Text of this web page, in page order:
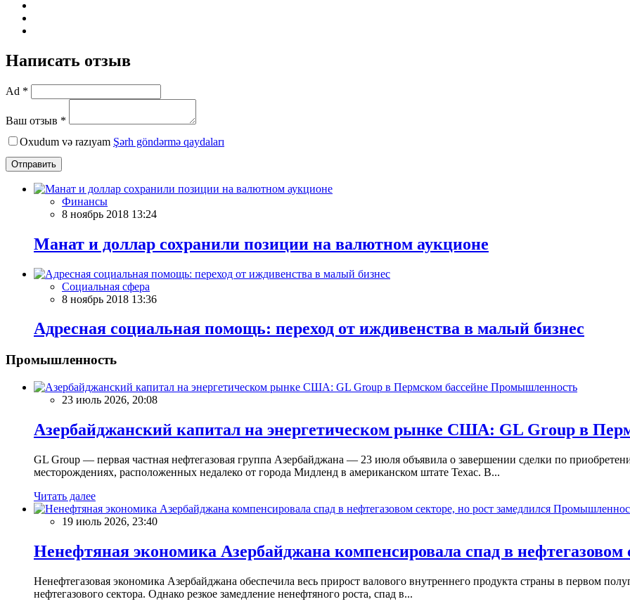
Написать отзыв
Ad *
Ваш отзыв *
Oxudum və razıyam Şərh göndərmə qaydaları
Отправить
Финансы
8 ноябрь 2018 13:24
Манат и доллар сохранили позиции на валютном аукционе
Социальная сфера
8 ноябрь 2018 13:36
Адресная социальная помощь: переход от иждивенства в малый бизнес
Промышленность
Промышленность
23 июль 2026, 20:08
Азербайджанский капитал на энергетическом рынке США: GL Group в
GL Group — первая частная нефтегазовая группа Азербайджана — 23 июля объявила о завершении сделки по
месторождениях, расположенных недалеко от города Мидленд в американском штате Техас. В...
Читать далее
19 июль 2026, 23:40
Ненефтяная экономика Азербайджана компенсировала спад в нефтегазовом
Ненефтегазовая экономика Азербайджана обеспечила весь прирост валового внутреннего продукта страны в первом
нефтегазового сектора. Однако резкое замедление ненефтяного роста, спад в...